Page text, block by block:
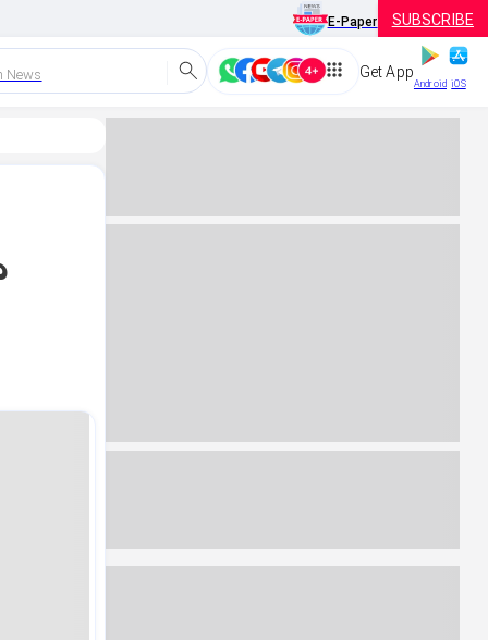
E-Paper SUBSCRIBE
News Get App
Android iOS